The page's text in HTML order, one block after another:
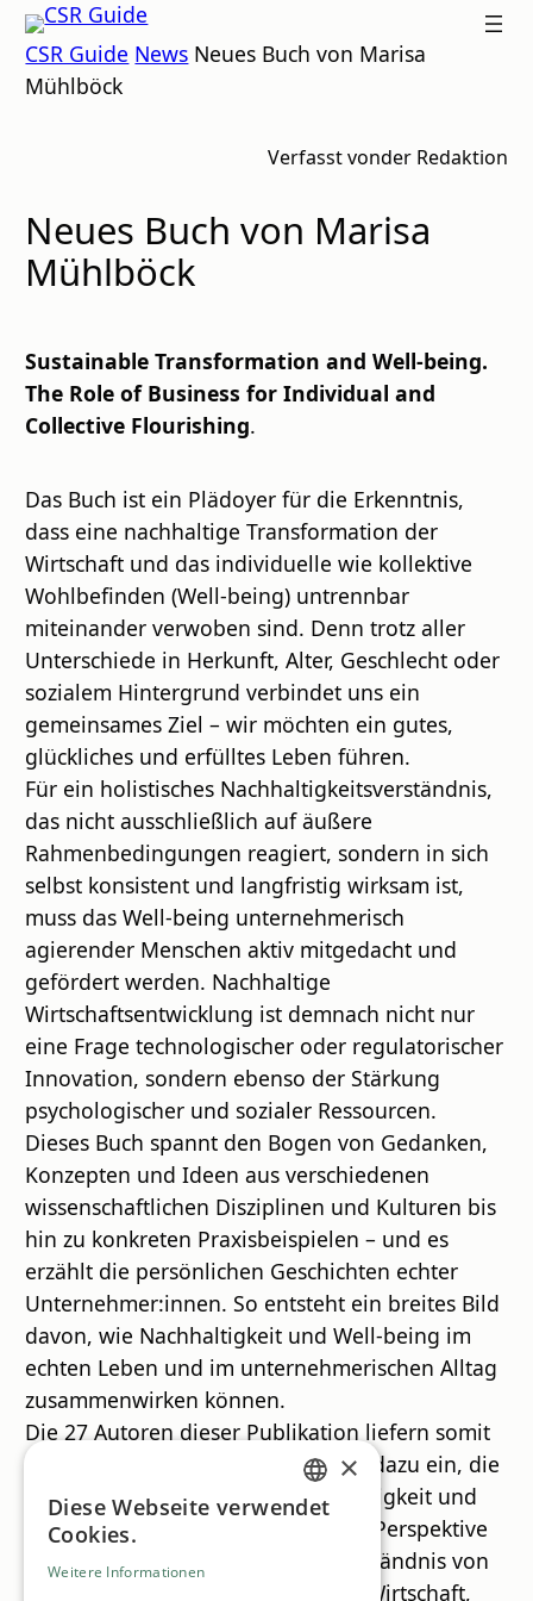
Zum
Inhalt
springen
CSR
GUIDE
CSR Guide News Neues Buch von Marisa
Mühlböck
Verfasst vonder Redaktion
Neues Buch von Marisa
Mühlböck
Sustainable Transformation and Well-being.
The Role of Business for Individual and
Collective Flourishing.
Das Buch ist ein Plädoyer für die Erkenntnis,
dass eine nachhaltige Transformation der
Wirtschaft und das individuelle wie kollektive
Wohlbefinden (Well-being) untrennbar
miteinander verwoben sind. Denn trotz aller
Unterschiede in Herkunft, Alter, Geschlecht oder
sozialem Hintergrund verbindet uns ein
gemeinsames Ziel – wir möchten ein gutes,
glückliches und erfülltes Leben führen.
Für ein holistisches Nachhaltigkeitsverständnis,
das nicht ausschließlich auf äußere
Rahmenbedingungen reagiert, sondern in sich
selbst konsistent und langfristig wirksam ist,
muss das Well-being unternehmerisch
agierender Menschen aktiv mitgedacht und
gefördert werden. Nachhaltige
Wirtschaftsentwicklung ist demnach nicht nur
eine Frage technologischer oder regulatorischer
Innovation, sondern ebenso der Stärkung
psychologischer und sozialer Ressourcen.
Dieses Buch spannt den Bogen von Gedanken,
Konzepten und Ideen aus verschiedenen
wissenschaftlichen Disziplinen und Kulturen bis
hin zu konkreten Praxisbeispielen – und es
erzählt die persönlichen Geschichten echter
Unternehmer:innen. So entsteht ein breites Bild
davon, wie Nachhaltigkeit und Well-being im
echten Leben und im unternehmerischen Alltag
zusammenwirken können.
Die 27 Autoren dieser Publikation liefern somit
vielfältige Denkanstöße und laden dazu ein, die
symbiotischen Effekte von Nachhaltigkeit und
Well-being aus unternehmerischer Perspektive
weiter zu erkunden und unser Verständnis von
Wirtschaft weiterzuentwickeln: Als Wirtschaft,
GERMAN
×
Diese Webseite verwendet
Cookies.
Weitere Informationen